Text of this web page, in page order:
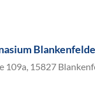
Blankenfelde
109a, 15827